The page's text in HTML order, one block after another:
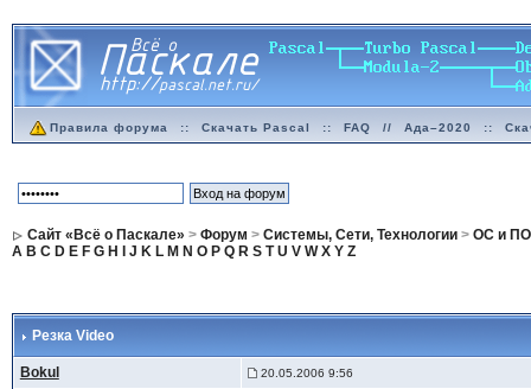
Правила форума :: Скачать Pascal :: FAQ // Ада–2020 ::
Сайт «Всё о Паскале» > Форум > Системы, Сети, Технологии> ОС и ПО
A B C D E F G H J K L M N O P Q R S T U V W X Y Z
Резка Video
Bokul 20.05.2006 9:56